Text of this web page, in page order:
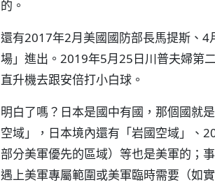
的。
還有2017年2月美國國防部長馬提斯、
場」進出。2019年5月25日川普夫婦第
直升機去跟安倍打小白球。
明白了嗎？日本是國中有國，那個國就
空域」，日本境內還有「岩國空域」、
部分美軍優先的區域）等也是美軍的；
遇上美軍專屬範圍或美軍臨時需要（如